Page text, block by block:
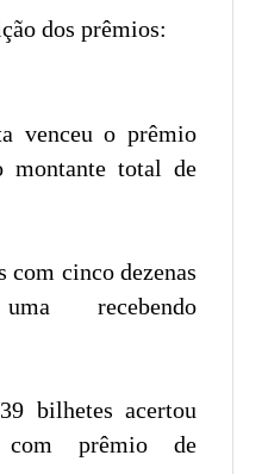
dos prêmios:
venceu o prêmio
montante total de
com cinco dezenas
recebendo
bilhetes acertou
com prêmio de